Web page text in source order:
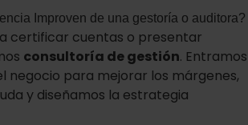
Improven de una gestoría o auditora?
certificar cuentas o presentar
consultoría de gestión. Entramos
negocio para mejorar los márgenes,
y diseñamos la estrategia